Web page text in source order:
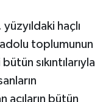
haçlı
toplumunun
sıkıntılarıyla
acıların bütün